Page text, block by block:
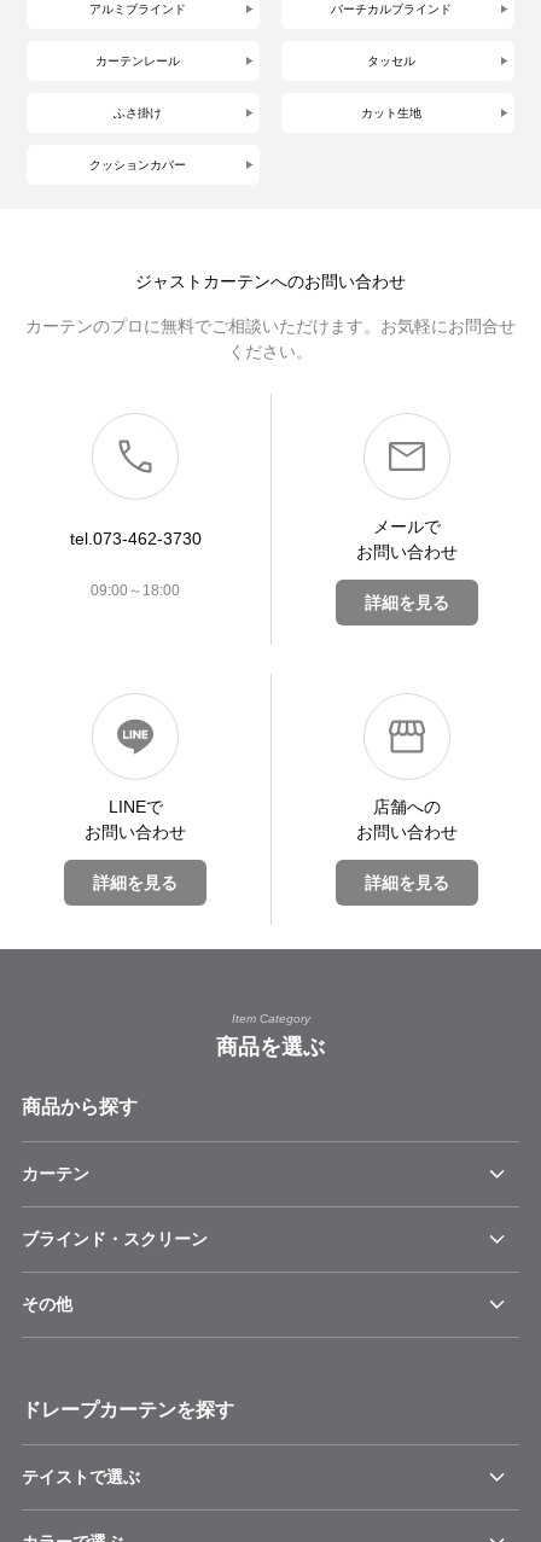
アルミブラインド バーチカルブラインド
カーテンレール タッセル
ふさ掛け カット生地
クッションカバー
ジャストカーテンへのお問い合わせ
カーテンのプロに無料でご相談いただけます。お気軽にお問合せ
ください。
tel.073-462-3730
09:00～18:00
メールで
お問い合わせ
詳細を見る
LINEで
お問い合わせ
詳細を見る
店舗への
お問い合わせ
詳細を見る
Item Category
商品を選ぶ
商品から探す
カーテン
ブラインド・スクリーン
その他
ドレープカーテンを探す
テイストで選ぶ